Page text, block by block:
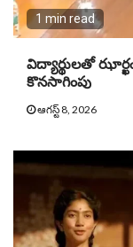
1 min read
విద్యార్థులతో
కొనసాగింపు
ఆగస్ట్ 8, 2026